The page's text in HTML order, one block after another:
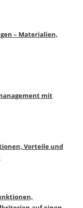
– Materialien,
mit
Vorteile und